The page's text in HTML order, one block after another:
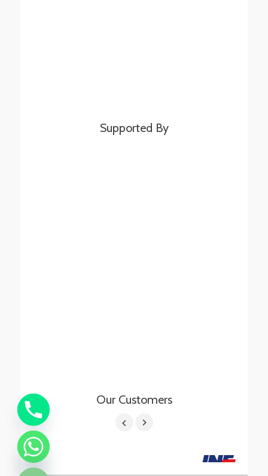
Supported By
Our Customers
Hide
chaty